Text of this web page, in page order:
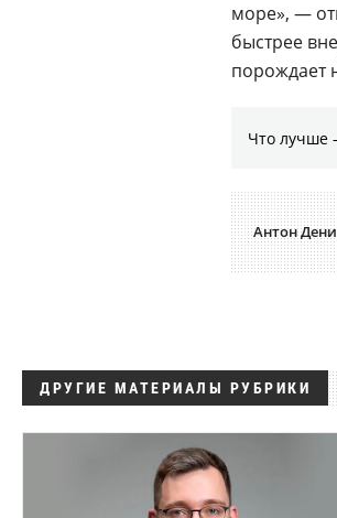
море», —
быстрее
порождает
Что лучше
Антон
ДРУГИЕ МАТЕРИАЛЫ РУБРИКИ